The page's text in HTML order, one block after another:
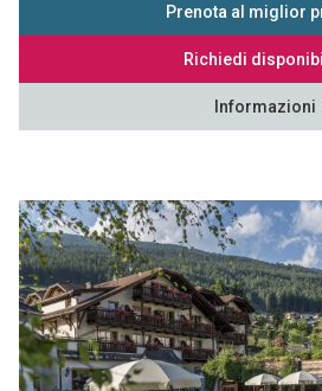
Prenota al miglior
Richiedi
Informazioni